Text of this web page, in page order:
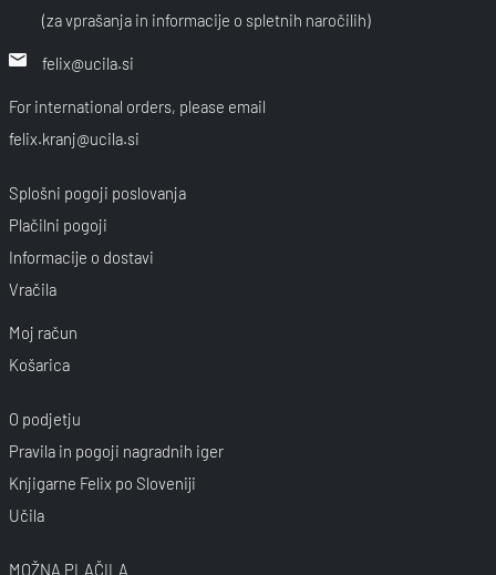
(za vprašanja in informacije o spletnih naročilih)
felix@ucila.si
For international orders, please email
felix.kranj@ucila.si
Splošni pogoji poslovanja
Plačilni pogoji
Informacije o dostavi
Vračila
Moj račun
Košarica
O podjetju
Pravila in pogoji nagradnih iger
Knjigarne Felix po Sloveniji
Učila
MOŽNA PLAČILA